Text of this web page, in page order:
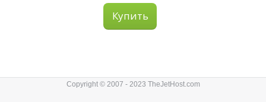
Купить
Copyright © 2007 - 2023 TheJetHost.com